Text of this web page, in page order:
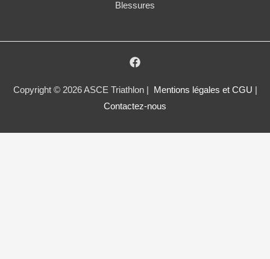
Blessures
Copyright © 2026 ASCE Triathlon | Mentions légales et CGU
Contactez-nous